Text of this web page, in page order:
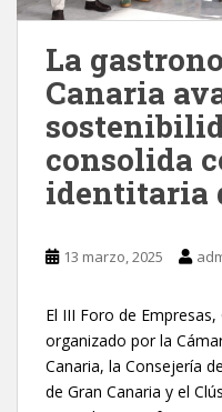
La
Canaria
consolida
identitaria
13 marzo, 2025
El III Foro de
organizado por la
Canaria, la Consejería
de Gran Canaria y el